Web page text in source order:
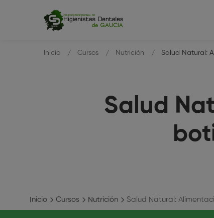
Salud
Inicio Cursos Nutrición Salud Natural:
Inicio Cursos Nutrición Salud Natural: